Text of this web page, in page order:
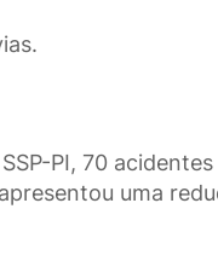
PI, 70
uma